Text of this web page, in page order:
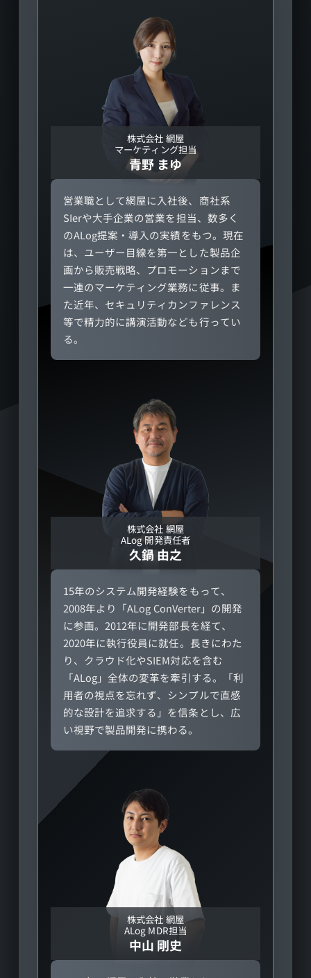
株式会社 網屋
マーケティング担当
青野 まゆ
営業職として網屋に入社後、商社系
SIerや大手企業の営業を担当、数多く
のALog提案・導入の実績をもつ。現在
は、ユーザー目線を第一とした製品企
画から販売戦略、プロモーションまで
一連のマーケティング業務に従事。ま
た近年、セキュリティカンファレンス
等で精力的に講演活動なども行ってい
る。
株式会社 網屋
ALog 開発責任者
久鍋 由之
15年のシステム開発経験をもって、
2008年より「ALog ConVerter」の開発
に参画。2012年に開発部長を経て、
2020年に執行役員に就任。長きにわた
り、クラウド化やSIEM対応を含む
「ALog」全体の変革を牽引する。「利
用者の視点を忘れず、シンプルで直感
的な設計を追求する」を信条とし、広
い視野で製品開発に携わる。
株式会社 網屋
ALog MDR担当
中山 剛史